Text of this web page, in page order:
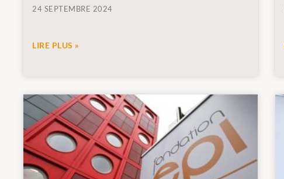
24 SEPTEMBRE 2024
LIRE PLUS »